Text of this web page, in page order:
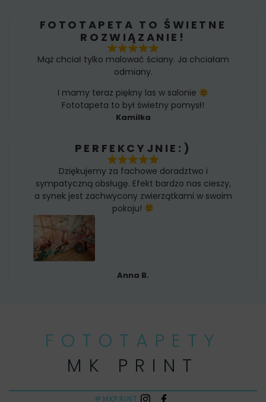
FOTOTAPETA TO ŚWIETNE
ROZWIĄZANIE!
Mąż chciał tylko malować ściany. Ja chciałam
odmiany.
I mamy teraz piękny las w salonie
Fototapeta to był świetny pomysł!
Kamilka
PERFEKCYJNIE:)
Dziękujemy za fachowe doradztwo i
sympatyczną obsługę. Efekt bardzo nas cieszy,
a synek jest zachwycony zwierzątkami w swoim
pokoju!
Anna B.
FOTOTAPETY
MK PRINT
#MKPRINT